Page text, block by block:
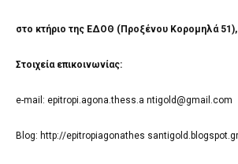
στο κτήριο της ΕΔΟΘ (Προξένου Κορομηλά
Στοιχεία επικοινωνίας:
e-mail: epitropi.agona.thess.a ntigold@gmail.com
Blog: http://epitropiagonathes santigold.blogspot.gr